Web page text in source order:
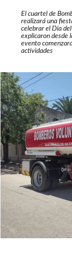
El cuartel de
realizará una
celebrar el Día
explicaron desde
evento
actividades